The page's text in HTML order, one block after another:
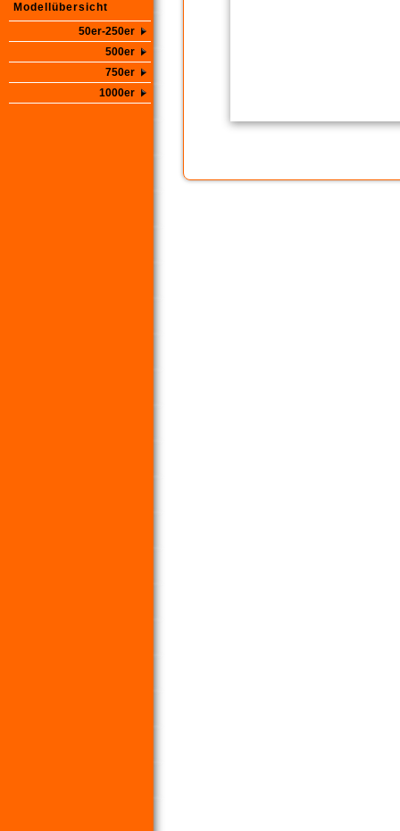
Modellübersicht
50er-250er
500er
750er
1000er